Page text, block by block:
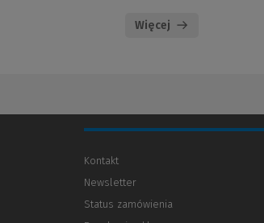
Więcej
Kontakt
Newsletter
Status zamówienia